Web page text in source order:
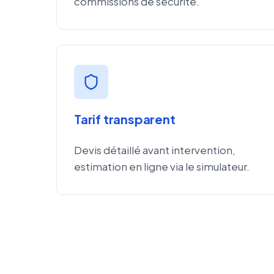
Tarif transparent
Devis détaillé avant intervention,
estimation en ligne via le simulateur.